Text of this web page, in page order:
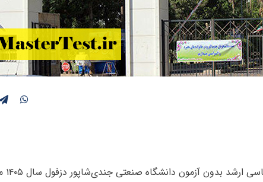
بدون آزمون دانشگاه صنعتی جندی‌شاپور دزفول سال ۱۴۰۵ منتشر شد.